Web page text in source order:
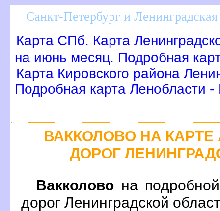
Санкт-Петербург и Ленинградская
Карта СПб. Карта
на июнь месяц. Подробная
Карта Кировского района
Подробная карта Ленобласти -
АККОЛОВО НА
ДОРОГ
акколово на
дорог Ленинградской